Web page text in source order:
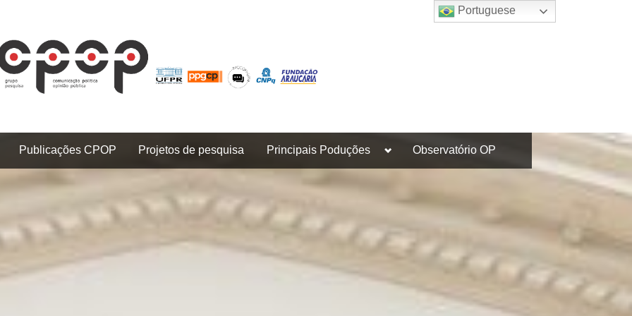
Publicações CPOP Projetos de pesquisa Principais Poduções
Toggle
menu
Observatório OP
Portuguese